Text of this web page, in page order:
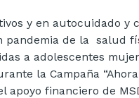
y en autocuidado y
de la salud
a adolescentes
la Campaña
apoyo financiero de